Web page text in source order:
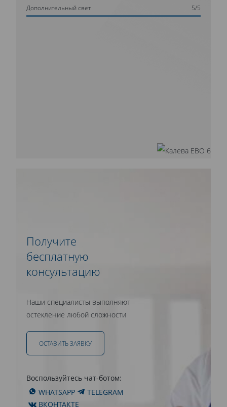
Дополнительный свет 5/5
Получите
бесплатную
консультацию
Наши специалисты выполняют
остекление любой сложности
ОСТАВИТЬ ЗАЯВКУ
Воспользуйтесь чат-ботом:
WHATSAPP
TELEGRAM
ВКОНТАКТЕ